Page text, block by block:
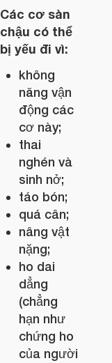
Các cơ sàn
chậu có thể
bị yếu đi vì:
không
năng vận
động các
cơ này;
thai
nghén và
sinh nở;
táo bón;
quá cân;
nâng vật
nặng;
ho dai
dẳng
(chẳng
hạn như
chứng ho
của người